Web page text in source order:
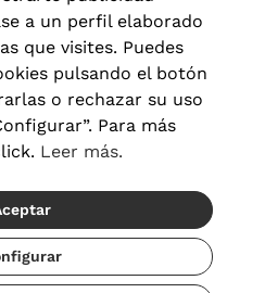
12/08 al 13/08
Términos y condiciones
|Configuración de cookies
2026 Visionlab España
a un perfil elaborado
que visites. Puedes
pulsando el botón
o rechazar su uso
Para más
Leer más.